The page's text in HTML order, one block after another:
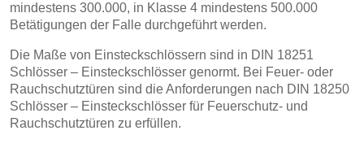
mindestens 300.000, in Klasse 4 mindestens 500.000
Betätigungen der Falle durchgeführt werden.
Die Maße von Einsteckschlössern sind in DIN 18251
Schlösser – Einsteckschlösser genormt. Bei Feuer- oder
Rauchschutztüren sind die Anforderungen nach DIN 18250
Schlösser – Einsteckschlösser für Feuerschutz- und
Rauchschutztüren zu erfüllen.